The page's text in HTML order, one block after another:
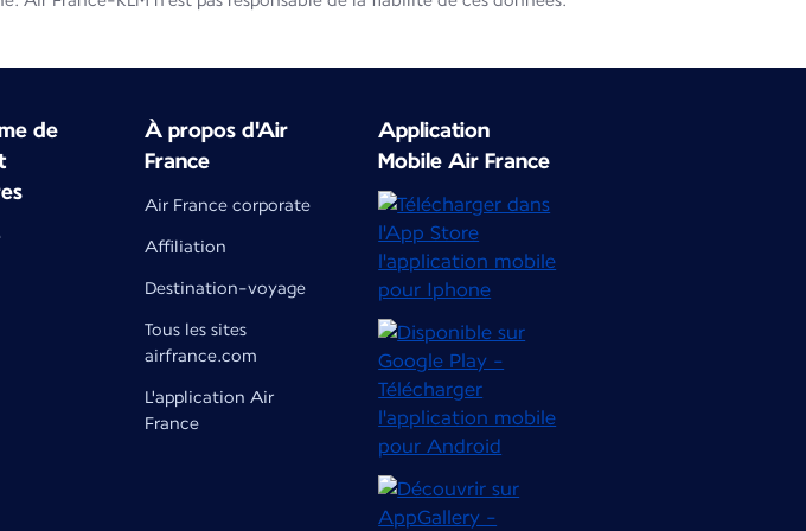
de
À propos d'Air
France
Air France corporate
Affiliation
Destination-voyage
Tous les sites
airfrance.com
L'application Air
France
Application
Mobile Air France